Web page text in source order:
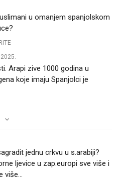
u omanjem spanjolskom
Arapi zive 1000 godina u
koje imaju Spanjolci je
jednu crkvu u s.arabiji?
ljevice u zap.europi sve više i
više...